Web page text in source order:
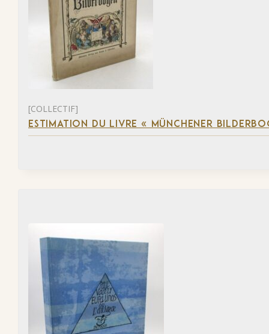
[COLLECTIF]
ESTIMATION DU LIVRE « MÜNCHENER